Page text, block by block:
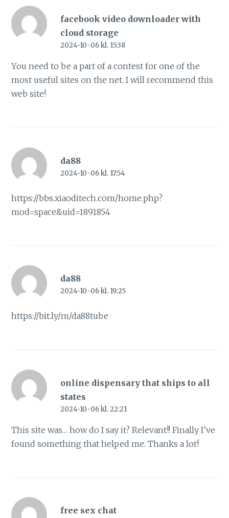
facebook video downloader with
cloud storage
2024-10-06 kl. 15:38
You need to be a part of a contest for one of the
most useful sites on the net. I will recommend this
web site!
da88
2024-10-06 kl. 17:54
https://bbs.xiaoditech.com/home.php?
mod=space&uid=1891854
da88
2024-10-06 kl. 19:25
https://bit.ly/m/da88tube
online dispensary that ships to all
states
2024-10-06 kl. 22:21
This site was… how do I say it? Relevant!! Finally I’ve
found something that helped me. Thanks a lot!
free sex chat